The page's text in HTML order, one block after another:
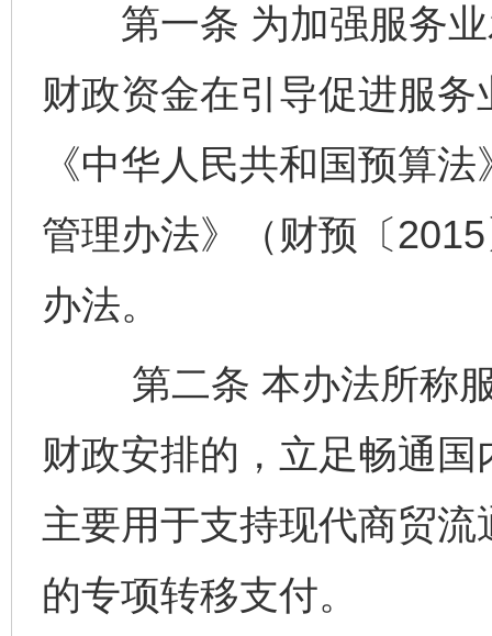
第一条 为加强服务业
财政资金在引导促进服
《中华人民共和国预算
管理办法》（财预〔
办法。
第二条 本办法所称服
财政安排的，立足畅通
主要用于支持现代商贸
的专项转移支付。